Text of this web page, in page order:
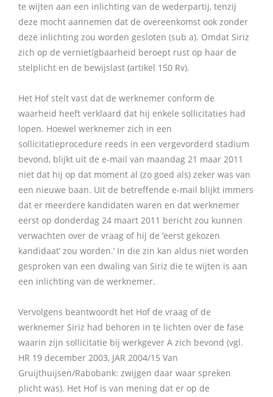
te wijten aan een inlichting van de wederpartij, tenzij
deze mocht aannemen dat de overeenkomst ook zonder
deze inlichting zou worden gesloten (sub a). Omdat Siriz
zich op de vernietigbaarheid beroept rust op haar de
stelplicht en de bewijslast (artikel 150 Rv).
Het Hof stelt vast dat de werknemer conform de
waarheid heeft verklaard dat hij enkele sollicitaties had
lopen. Hoewel werknemer zich in een
sollicitatieprocedure reeds in een vergevorderd stadium
bevond, blijkt uit de e-mail van maandag 21 maar 2011
niet dat hij op dat moment al (zo goed als) zeker was van
een nieuwe baan. Uit de betreffende e-mail blijkt immers
dat er meerdere kandidaten waren en dat werknemer
eerst op donderdag 24 maart 2011 bericht zou kunnen
verwachten over de vraag of hij de ‘eerst gekozen
kandidaat’ zou worden.’ In die zin kan aldus niet worden
gesproken van een dwaling van Siriz die te wijten is aan
een inlichting van de werknemer.
Vervolgens beantwoordt het Hof de vraag of de
werknemer Siriz had behoren in te lichten over de fase
waarin zijn sollicitatie bij werkgever A zich bevond (vgl.
HR 19 december 2003, JAR 2004/15 Van
Gruijthuijsen/Rabobank: zwijgen daar waar spreken
plicht was). Het Hof is van mening dat er op de